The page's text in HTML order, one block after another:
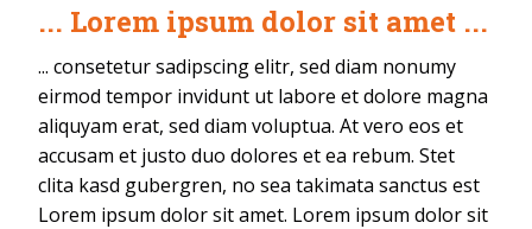
... Lorem ipsum dolor sit amet ...
... consetetur sadipscing elitr, sed diam nonumy
eirmod tempor invidunt ut labore et dolore magna
aliquyam erat, sed diam voluptua. At vero eos et
accusam et justo duo dolores et ea rebum. Stet
clita kasd gubergren, no sea takimata sanctus est
Lorem ipsum dolor sit amet. Lorem ipsum dolor sit